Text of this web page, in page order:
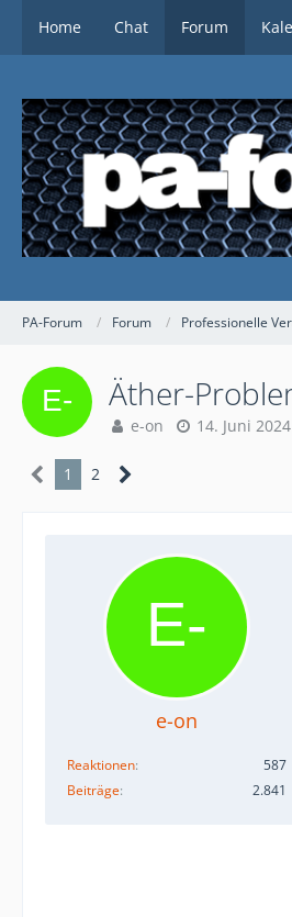
Home Chat Forum
PA-Forum Forum Professionelle
Äther-
e-on 14. Juni 2024
1 2
e-on
Reaktionen
587
Beiträge
2.841